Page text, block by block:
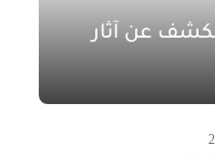
عن آثار